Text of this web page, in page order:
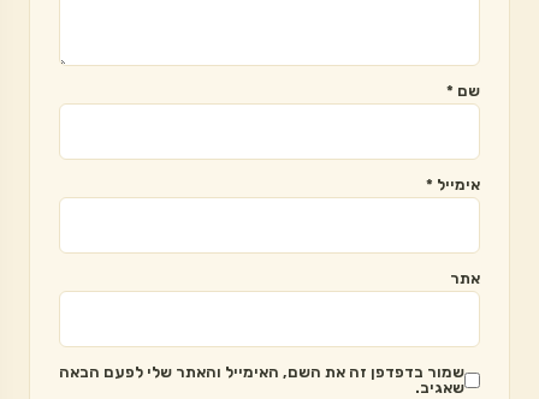
שם *
אימייל *
אתר
שמור בדפדפן זה את השם, האימייל והאתר שלי לפעם הבאה
שאגיב.